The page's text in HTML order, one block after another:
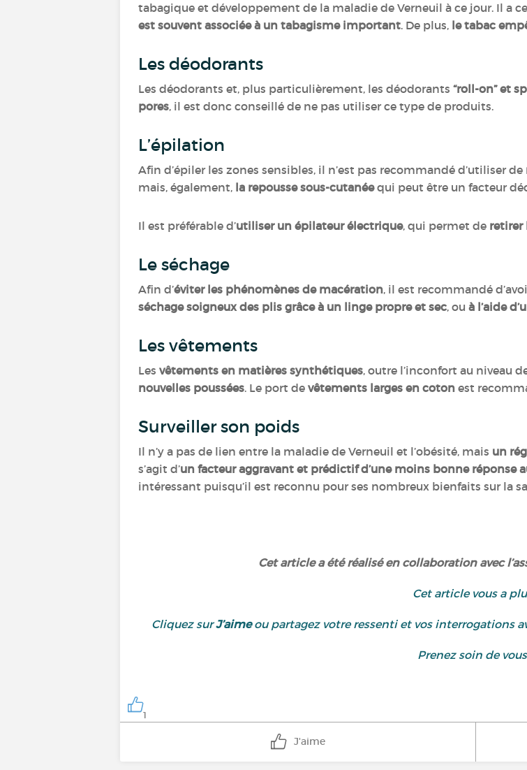
tabagique et développement de la maladie de Verneuil à ce jour. Il a
est souvent associée à un tabagisme important. De plus, le tabac
Les déodorants
Les déodorants et, plus particulièrement, les déodorants “roll-on” et
pores, il est donc conseillé de ne pas utiliser ce type de produits.
L’épilation
Afin d’épiler les zones sensibles, il n’est pas recommandé d’utiliser de
mais, également, la repousse sous-cutanéequi peut être un facteur
Il est préférable d’utiliser un épilateur électrique, qui permet de retirer
Le séchage
Afin d’éviter les phénomènes de macération, il est recommandé
séchage soigneux des plis grâce à un linge propre et sec, ou à l’aide
Les vêtements
Les vêtements en matières synthétiques, outre l’inconfort au niveau
nouvelles poussées. Le port de vêtements larges en coton est
Surveiller son poids
Il n’y a pas de lien entre la maladie de Verneuil et l’obésité, mais un
s’agit d’un facteur aggravant et prédictif d’une moins bonne réponse
intéressant puisqu’il est reconnu pour ses nombreux bienfaits sur la
Cet article a été réalisé en collaboration avec
Cet article vous a plu
Cliquez surJ’aimeou partagez votre ressenti et vos interrogations
Prenez soin de
1
J'aime